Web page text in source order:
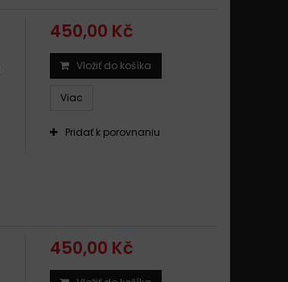
450,00 Kč
Vložiť do košíka
Viac
Pridať k porovnaniu
450,00 Kč